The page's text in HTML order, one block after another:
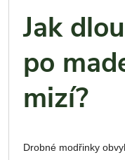
Jak
po
mizí?
Drobné modřinky